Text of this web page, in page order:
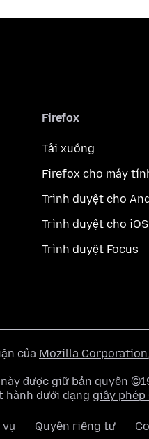
Firefox
Tải xuống
Firefox cho máy
Trình duyệt cho
Trình duyệt cho iOS
Trình duyệt Focus
của Mozilla Corporation,
được giữ bản quyền
hành dưới dạng giấy phép
Quyền riêng tư